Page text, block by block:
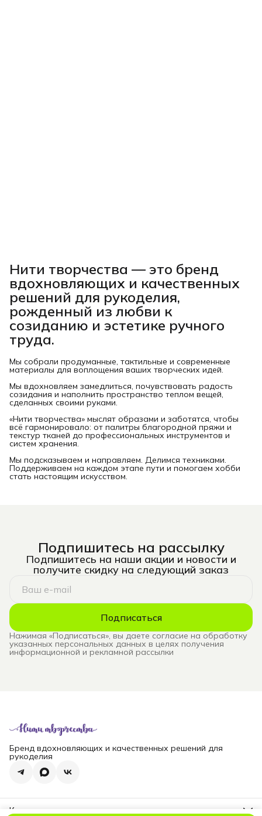
Нити творчества — это бренд
вдохновляющих и качественных
решений для рукоделия,
рожденный из любви к
созиданию и эстетике ручного
труда.
Мы собрали продуманные, тактильные и современные
материалы для воплощения ваших творческих идей.
Мы вдохновляем замедлиться, почувствовать радость
созидания и наполнить пространство теплом вещей,
сделанных своими руками.
«Нити творчества» мыслят образами и заботятся, чтобы
всё гармонировало: от палитры благородной пряжи и
текстур тканей до профессиональных инструментов и
систем хранения.
Мы подсказываем и направляем. Делимся техниками.
Поддерживаем на каждом этапе пути и помогаем хобби
стать настоящим искусством.
Подпишитесь на рассылку
Подпишитесь на наши акции и новости и
получите скидку на следующий заказ
Подписаться
Нажимая «Подписаться», вы даете согласие на обработку
указанных персональных данных в целях получения
информационной и рекламной рассылки
Бренд вдохновляющих и качественных решений для
рукоделия
Контакты